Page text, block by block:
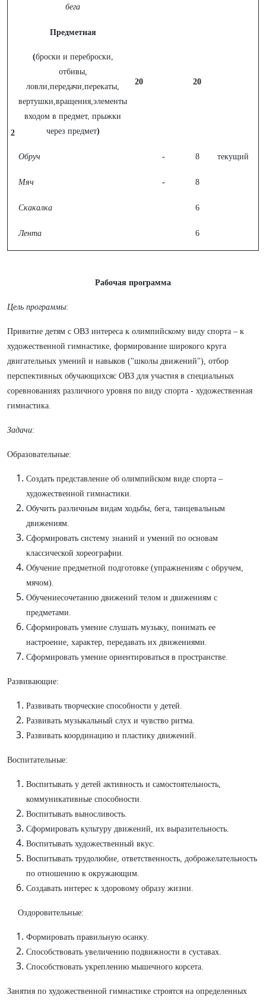
бега
2
Предметная
(броски и переброски,
отбивы,
ловли,передачи,перекаты,
вертушки,вращения,элементы
входом в предмет, прыжки
через предмет)
20 20
текущий
Обруч - 8
Мяч - 8
Скакалка 6
Лента 6
Рабочая программа
Цель программы:
Привитие детям с ОВЗ интереса к олимпийскому виду спорта – к
художественной гимнастике, формирование широкого круга
двигательных умений и навыков ("школы движений"), отбор
перспективных обучающихсяс ОВЗ для участия в специальных
соревнованиях различного уровня по виду спорта - художественная
гимнастика.
Задачи:
Образовательные:
Создать представление об олимпийском виде спорта –
художественной гимнастики.
Обучить различным видам ходьбы, бега, танцевальным
движениям.
Сформировать систему знаний и умений по основам
классической хореографии.
Обучение предметной подготовке (упражнениям с обручем,
мячом).
Обучениесочетанию движений телом и движениям с
предметами.
Сформировать умение слушать музыку, понимать ее
настроение, характер, передавать их движениями.
Сформировать умение ориентироваться в пространстве.
Развивающие:
Развивать творческие способности у детей.
Развивать музыкальный слух и чувство ритма.
Развивать координацию и пластику движений.
Воспитательные:
Воспитывать у детей активность и самостоятельность,
коммуникативные способности.
Воспитывать выносливость.
Сформировать культуру движений, их выразительность.
Воспитывать художественный вкус.
Воспитывать трудолюбие, ответственность, доброжелательность
по отношению к окружающим.
Создавать интерес к здоровому образу жизни.
Оздоровительные:
Формировать правильную осанку.
Способствовать увеличению подвижности в суставах.
Способствовать укреплению мышечного корсета.
Занятия по художественной гимнастике строятся на определенных